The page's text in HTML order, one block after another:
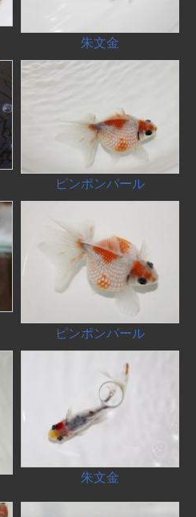
朱文金
ピンポンパール
ピンポンパール
朱文金